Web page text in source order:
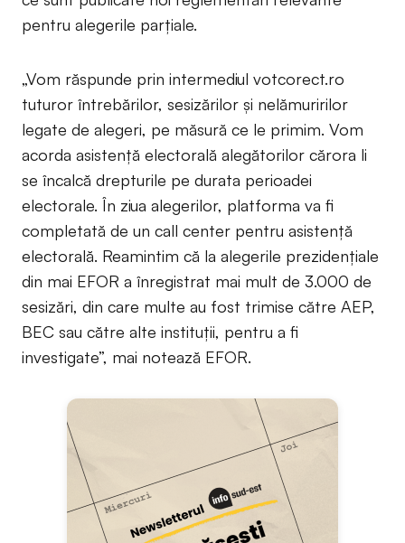
pentru alegerile parțiale.
„Vom răspunde prin intermediul votcorect.ro
tuturor întrebărilor, sesizărilor și nelămuririlor
legate de alegeri, pe măsură ce le primim. Vom
acorda asistență electorală alegătorilor cărora li
se încalcă drepturile pe durata perioadei
electorale. În ziua alegerilor, platforma va fi
completată de un call center pentru asistență
electorală. Reamintim că la alegerile prezidențiale
din mai EFOR a înregistrat mai mult de 3.000 de
sesizări, din care multe au fost trimise către AEP,
BEC sau către alte instituții, pentru a fi
investigate”, mai notează EFOR.